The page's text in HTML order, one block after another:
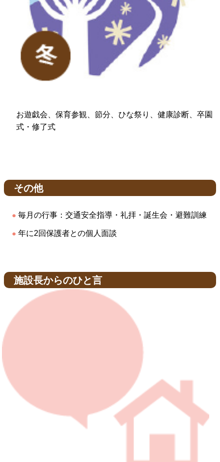
お遊戯会、保育参観、節分、ひな祭り、健康診断、卒園
式・修了式
その他
毎月の行事：交通安全指導・礼拝・誕生会・避難訓練
年に2回保護者との個人面談
施設長からのひと言